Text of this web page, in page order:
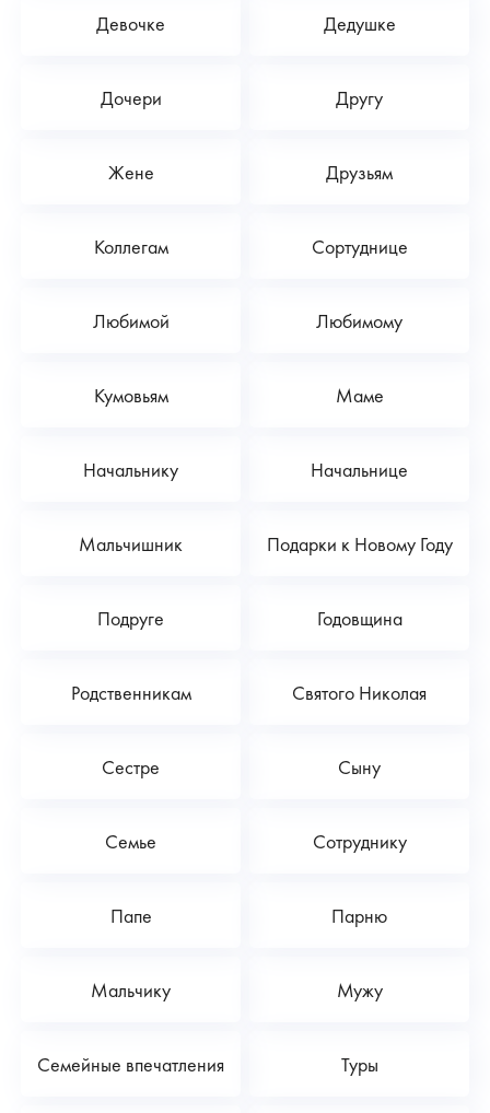
Девочке Дедушке
Дочери Другу
Жене Друзьям
Коллегам Сортуднице
Любимой Любимому
Кумовьям Маме
Начальнику Начальнице
Мальчишник Подарки к Новому Году
Подруге Годовщина
Родственникам Святого Николая
Сестре Сыну
Семье Сотруднику
Папе Парню
Мальчику Мужу
Семейные впечатления Туры